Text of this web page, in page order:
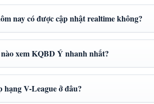
nay có được cập nhật realtime không?
xem KQBD Ý nhanh nhất?
hạng V-League ở đâu?